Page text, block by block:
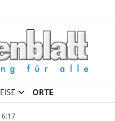
|
expand_more ORTE